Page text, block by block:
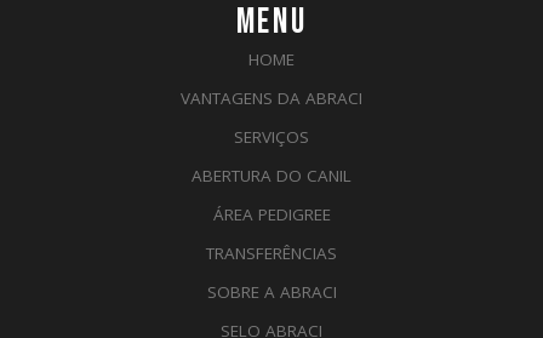
MENU
HOME
VANTAGENS DA ABRACI
SERVIÇOS
ABERTURA DO CANIL
ÁREA PEDIGREE
TRANSFERÊNCIAS
SOBRE A ABRACI
SELO ABRACI